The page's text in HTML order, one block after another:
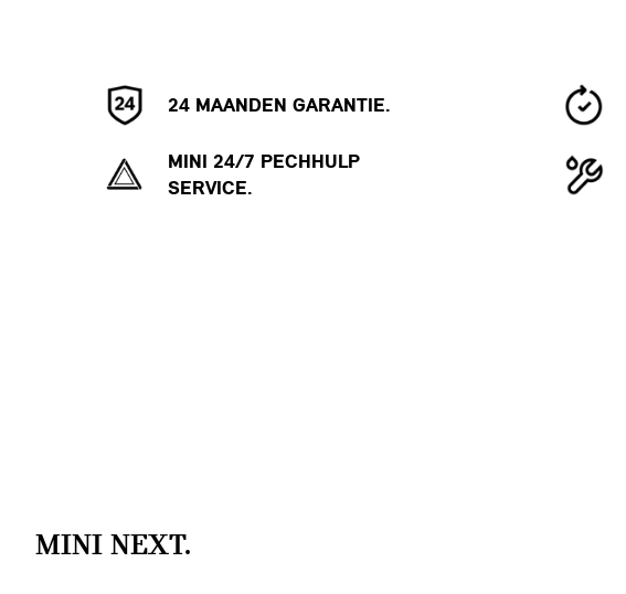
24 MAANDEN GARANTIE.
MINI 24/7 PECHHULP
SERVICE.
MINI NEXT.